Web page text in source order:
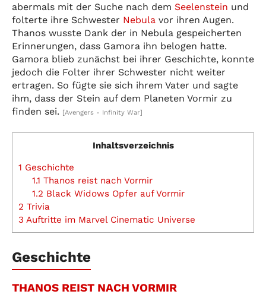
abermals mit der Suche nach dem Seelenstein und
folterte ihre Schwester Nebula vor ihren Augen.
Thanos wusste Dank der in Nebula gespeicherten
Erinnerungen, dass Gamora ihn belogen hatte.
Gamora blieb zunächst bei ihrer Geschichte, konnte
jedoch die Folter ihrer Schwester nicht weiter
ertragen. So fügte sie sich ihrem Vater und sagte
ihm, dass der Stein auf dem Planeten Vormir zu
finden sei. [Avengers - Infinity War]
Inhaltsverzeichnis
1 Geschichte
1.1 Thanos reist nach Vormir
1.2 Black Widows Opfer auf Vormir
2 Trivia
3 Auftritte im Marvel Cinematic Universe
Geschichte
THANOS REIST NACH VORMIR